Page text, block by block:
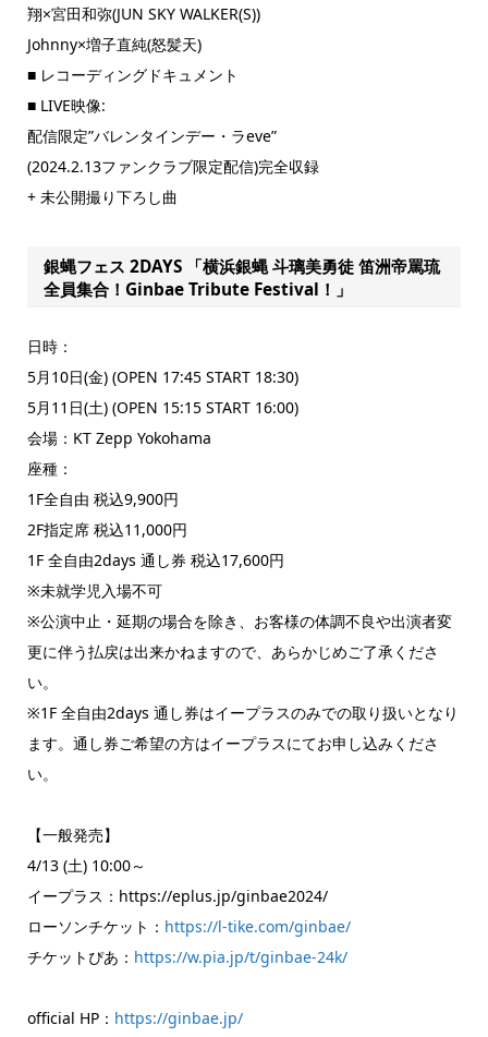
翔×宮田和弥(JUN SKY WALKER(S))
Johnny×増子直純(怒髪天)
■ レコーディングドキュメント
■ LIVE映像:
配信限定”バレンタインデー・ラeve”
(2024.2.13ファンクラブ限定配信)完全収録
+ 未公開撮り下ろし曲
銀蝿フェス 2DAYS 「横浜銀蝿 斗璃美勇徒 笛洲帝罵琉
全員集合！Ginbae Tribute Festival！」
日時：
5月10日(金) (OPEN 17:45 START 18:30)
5月11日(土) (OPEN 15:15 START 16:00)
会場：KT Zepp Yokohama
座種：
1F全自由 税込9,900円
2F指定席 税込11,000円
1F 全自由2days 通し券 税込17,600円
※未就学児入場不可
※公演中止・延期の場合を除き、お客様の体調不良や出演者変
更に伴う払戻は出来かねますので、あらかじめご了承くださ
い。
※1F 全自由2days 通し券はイープラスのみでの取り扱いとなり
ます。通し券ご希望の方はイープラスにてお申し込みくださ
い。
【一般発売】
4/13 (土) 10:00～
イープラス：https://eplus.jp/ginbae2024/
ローソンチケット： https://l-tike.com/ginbae/
チケットぴあ： https://w.pia.jp/t/ginbae-24k/
official HP： https://ginbae.jp/